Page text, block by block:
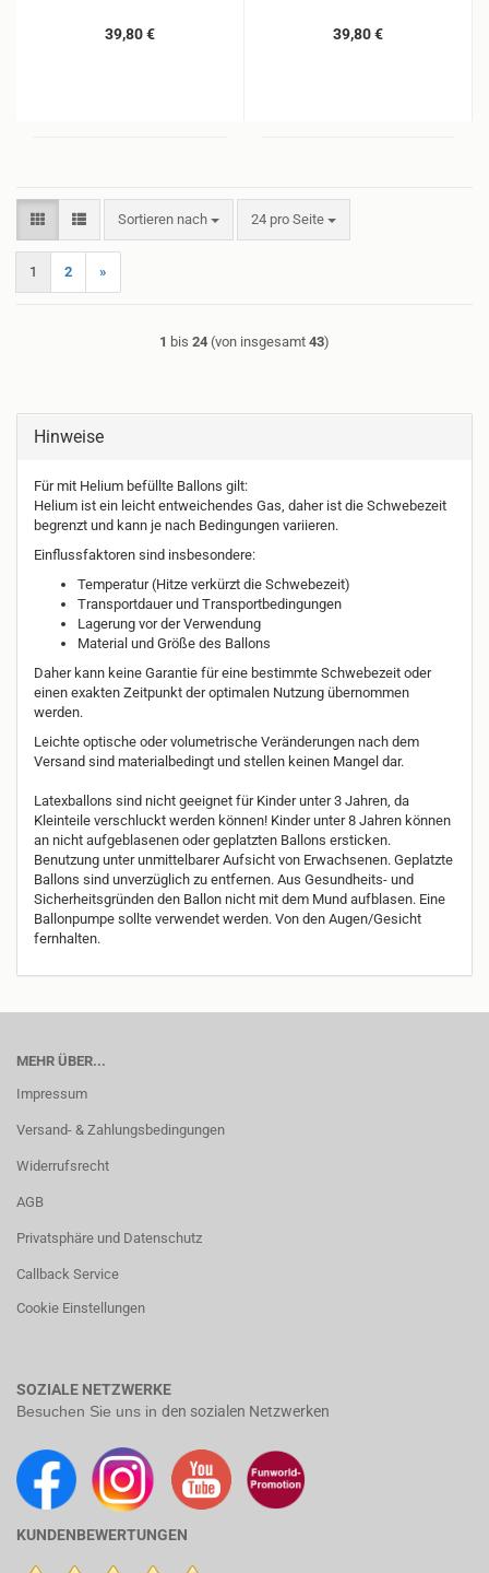
39,80 € 39,80 €
Sortieren nach
Sortieren nach 24 pro Seite
pro Seite
1 2 »
1 bis 24 (von insgesamt 43)
Hinweise
Für mit Helium befüllte Ballons gilt:
Helium ist ein leicht entweichendes Gas, daher ist die Schwebezeit
begrenzt und kann je nach Bedingungen variieren.
Einflussfaktoren sind insbesondere:
Temperatur (Hitze verkürzt die Schwebezeit)
Transportdauer und Transportbedingungen
Lagerung vor der Verwendung
Material und Größe des Ballons
Daher kann keine Garantie für eine bestimmte Schwebezeit oder
einen exakten Zeitpunkt der optimalen Nutzung übernommen
werden.
Leichte optische oder volumetrische Veränderungen nach dem
Versand sind materialbedingt und stellen keinen Mangel dar.
Latexballons sind nicht geeignet für Kinder unter 3 Jahren, da
Kleinteile verschluckt werden können! Kinder unter 8 Jahren können
an nicht aufgeblasenen oder geplatzten Ballons ersticken.
Benutzung unter unmittelbarer Aufsicht von Erwachsenen. Geplatzte
Ballons sind unverzüglich zu entfernen. Aus Gesundheits- und
Sicherheitsgründen den Ballon nicht mit dem Mund aufblasen. Eine
Ballonpumpe sollte verwendet werden. Von den Augen/Gesicht
fernhalten.
MEHR ÜBER...
Impressum
Versand- & Zahlungsbedingungen
Widerrufsrecht
AGB
Privatsphäre und Datenschutz
Callback Service
Cookie Einstellungen
SOZIALE NETZWERKE
Besuchen Sie uns in den sozialen Netzwerken
KUNDENBEWERTUNGEN